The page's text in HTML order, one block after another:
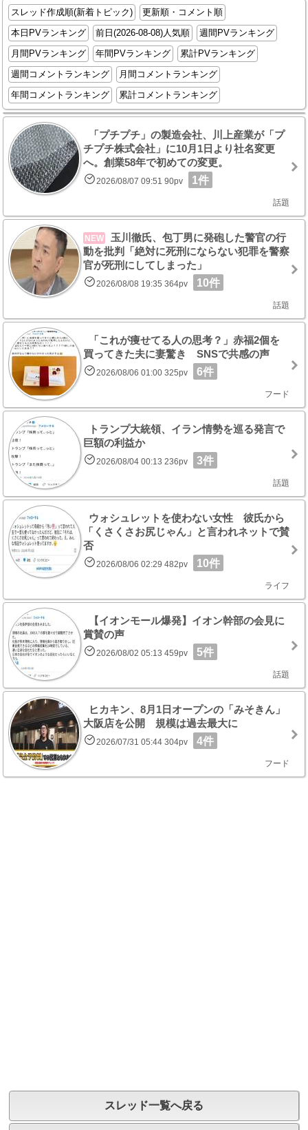
スレッド作成順(新着トピック)
更新順・コメント順
本日PVランキング
前日(2026-08-08)人気順
週間PVランキング
月間PVランキング
年間PVランキング
累計PVランキング
週間コメントランキング
月間コメントランキング
年間コメントランキング
累計コメントランキング
「プチプチ」の製造会社、川上産業が「プ
チプチ株式会社」に10月1日より社名変更
へ。創業58年で初めての変更。
2026/08/07 09:51 90pv 1件
話題
NEW
玉川徹氏、包丁男に発砲した警官の行
動を批判「絶対に死刑にならない犯罪を警察
官が死刑にしてしまった」
2026/08/08 19:35 364pv 10件
話題
「これが痩せてる人の思考？」赤福2個を
買ってきた夫に妻驚き SNSで共感の声
2026/08/06 01:00 325pv 6件
フード
トランプ大統領、イラン情勢を巡る発言で
巨額の利益か
2026/08/04 00:13 236pv 3件
話題
ウォシュレットを使わない女性 彼氏から
「くさくさお尻じゃん」と言われネットで賛
否
2026/08/06 02:29 482pv 10件
ライフ
【イオンモール爆発】イオン幹部の会見に
賞賛の声
2026/08/02 05:13 459pv 5件
話題
ヒカキン、8月1日オープンの「みそきん」
大阪店を公開 規模は過去最大に
2026/07/31 05:44 304pv 4件
フード
スレッド一覧へ戻る